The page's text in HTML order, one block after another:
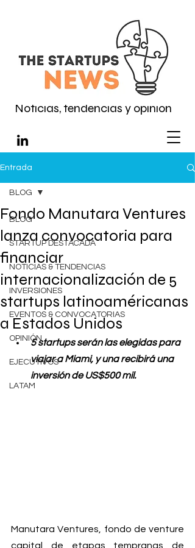
Noticias, tendencias y opinión
Entrada
BLOG
STARTUP DESTACADA
NOTICIAS & TENDENCIAS
INVERSIONES
EVENTOS & CONVOCATORIAS
OPINIÓN
EJECUTIVOS
LATAM
BLOG
Fondo Manutara Ventures
lanza convocatoria para
financiar
internacionalización de 5
startups latinoaméricanas
a Estados Unidos
5 startups serán las elegidas para
viajar a Miami, y una recibirá una
inversión de US$500 mil.
Manutara Ventures, fondo de venture
capital de etapas tempranas de